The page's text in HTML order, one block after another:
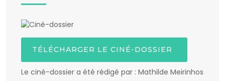
TÉLÉCHARGER LE CINÉ-DOSSIER
Le ciné-dossier a été rédigé par : Mathilde Meirinhos